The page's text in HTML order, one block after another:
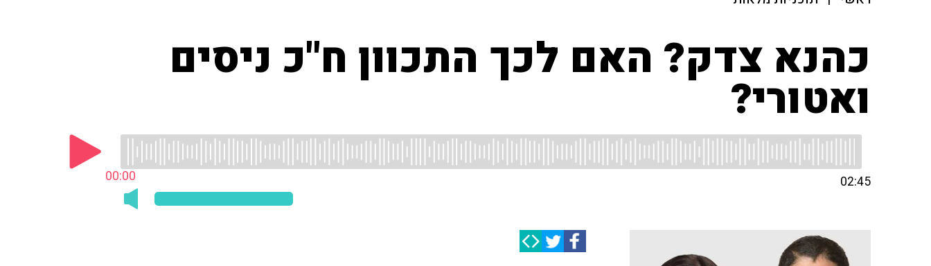
כהנא צדק? האם לכך התכוון ח"כ ניסים
ואטורי?
00:00 02:45